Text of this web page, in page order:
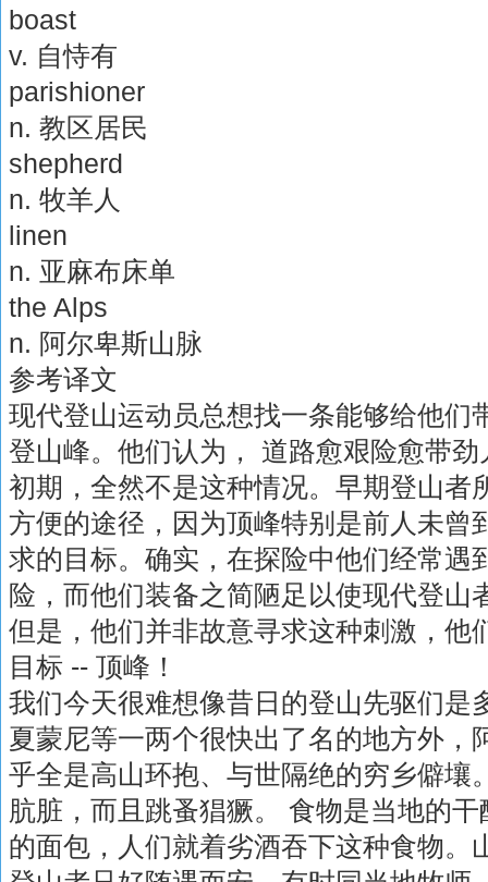
boast
v. 自恃有
parishioner
n. 教区居民
shepherd
n. 牧羊人
linen
n. 亚麻布床单
the Alps
n. 阿尔卑斯山脉
参考译文
现代登山运动员总想找一条能够给他们
登山峰。他们认为， 道路愈艰险愈带
初期，全然不是这种情况。早期登山者
方便的途径，因为顶峰特别是前人未曾
求的目标。确实，在探险中他们经常遇
险，而他们装备之简陋足以使现代登山
但是，他们并非故意寻求这种刺激，他
目标 -- 顶峰！
我们今天很难想像昔日的登山先驱们是
夏蒙尼等一两个很快出了名的地方外，
乎全是高山环抱、与世隔绝的穷乡僻壤
肮脏，而且跳蚤猖獗。 食物是当地的
的面包，人们就着劣酒吞下这种食物。